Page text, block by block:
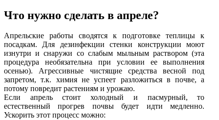
Что нужно сделать в апреле?
Апрельские работы сводятся к подготовке теплицы к
посадкам. Для дезинфекции стенки конструкции моют
изнутри и снаружи со слабым мыльным раствором (эта
процедура необязательна при условии ее выполнения
осенью). Агрессивные чистящие средства весной под
запретом, т.к. химия не успеет разложиться в почве, а
потому повредит растениям и урожаю.
Если апрель стоит холодный и пасмурный, то
естественный прогрев почвы будет идти медленно.
Ускорить этот процесс можно: